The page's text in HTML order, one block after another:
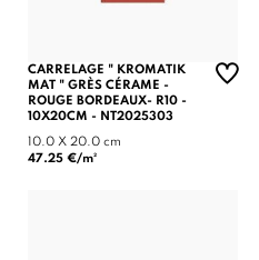
CARRELAGE " KROMATIK
MAT " GRÈS CÉRAME -
ROUGE BORDEAUX- R10 -
10X20CM - NT2025303
10.0 X 20.0 cm
47.25 €/m²